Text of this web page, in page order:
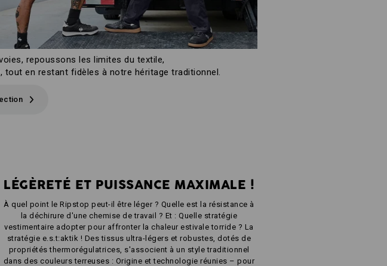
repoussons les limites du textile,
en restant fidèles à notre héritage traditionnel.
LÉGÈRETÉ ET PUISSANCE MAXIMALE !
À quel point le Ripstop peut-il être léger ? Quelle est la résistance à
la déchirure d'une chemise de travail ? Et : Quelle stratégie
vestimentaire adopter pour affronter la chaleur estivale torride ? La
stratégie e.s.t:aktik ! Des tissus ultra-légers et robustes, dotés de
propriétés thermorégulatrices, s'associent à un style traditionnel
dans des couleurs terreuses : Origine et technologie réunies – pour